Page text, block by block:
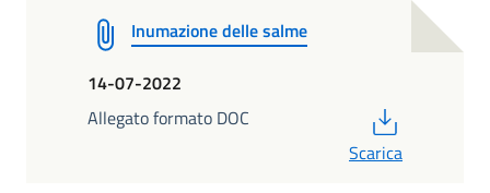
Inumazione delle salme
14-07-2022
Allegato formato DOC
Scarica